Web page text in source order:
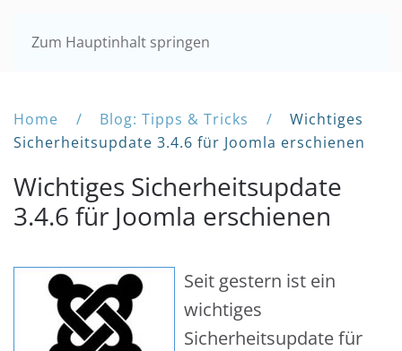
Zum Hauptinhalt springen
Home Blog: Tipps & Tricks
Wichtiges
Sicherheitsupdate 3.4.6 für Joomla erschienen
Wichtiges Sicherheitsupdate
3.4.6 für Joomla erschienen
Seit gestern ist ein
wichtiges
Sicherheitsupdate für